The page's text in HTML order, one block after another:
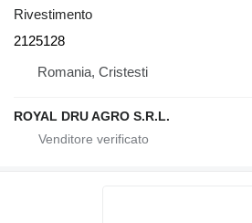
Rivestimento
2125128
Romania, Cristesti
ROYAL DRU AGRO S.R.L.